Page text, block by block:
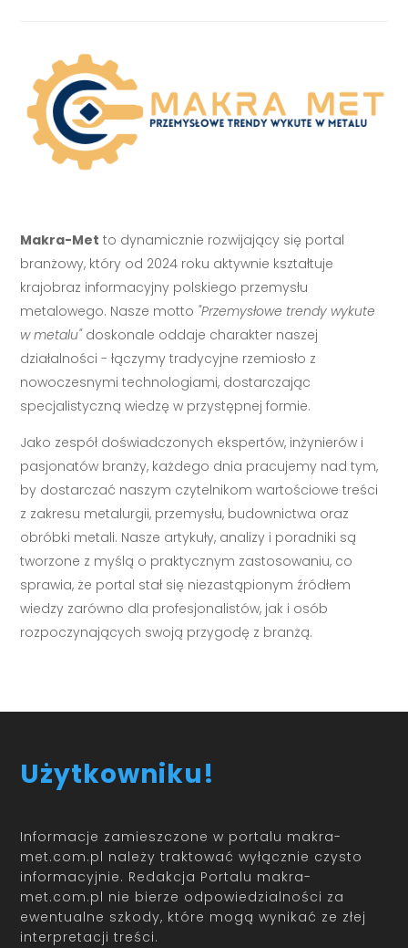
Makra-Met to dynamicznie rozwijający się portal
branżowy, który od 2024 roku aktywnie kształtuje
krajobraz informacyjny polskiego przemysłu
metalowego. Nasze motto "Przemysłowe trendy wykute
w metalu"doskonale oddaje charakter naszej
działalności - łączymy tradycyjne rzemiosło z
nowoczesnymi technologiami, dostarczając
specjalistyczną wiedzę w przystępnej formie.
Jako zespół doświadczonych ekspertów, inżynierów i
pasjonatów branży, każdego dnia pracujemy nad tym,
by dostarczać naszym czytelnikom wartościowe treści
z zakresu metalurgii, przemysłu, budownictwa oraz
obróbki metali. Nasze artykuły, analizy i poradniki są
tworzone z myślą o praktycznym zastosowaniu, co
sprawia, że portal stał się niezastąpionym źródłem
wiedzy zarówno dla profesjonalistów, jak i osób
rozpoczynających swoją przygodę z branżą.
Użytkowniku!
Informacje zamieszczone w portalu makra-
met.com.pl należy traktować wyłącznie czysto
informacyjnie. Redakcja Portalu makra-
met.com.pl nie bierze odpowiedzialności za
ewentualne szkody, które mogą wynikać ze złej
interpretacji treści.